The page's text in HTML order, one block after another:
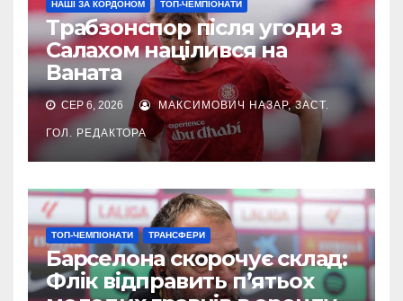
НАШІ ЗА КОРДОНОМ ТОП-ЧЕМПІОНАТИ
Трабзонспор після угоди з
Салахом націлився на
Ваната
СЕР 6, 2026 МАКСИМОВИЧ НАЗАР, ЗАСТ.
ГОЛ. РЕДАКТОРА
ТОП-ЧЕМПІОНАТИ ТРАНСФЕРИ
Барселона скорочує склад:
Флік відправить п’ятьох